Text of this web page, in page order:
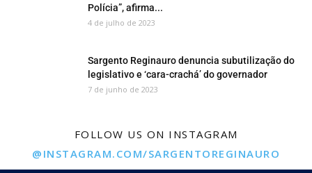
Polícia”, afirma...
4 de julho de 2023
Sargento Reginauro denuncia subutilização do
legislativo e ‘cara-crachá’ do governador
7 de junho de 2023
FOLLOW US ON INSTAGRAM
@INSTAGRAM.COM/SARGENTOREGINAURO